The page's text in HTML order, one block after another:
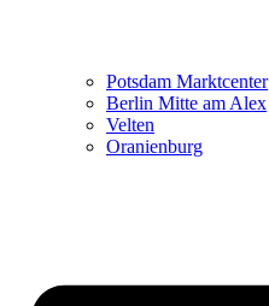
Potsdam Marktcenter
Berlin Mitte am Alex
Velten
Oranienburg